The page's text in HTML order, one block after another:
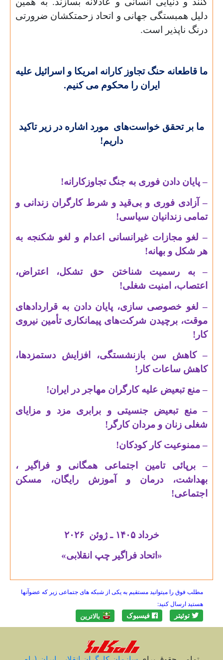
دلیل همبستگی جهانی و اتحاد زحمتکشان ضرورتی
درنگ ناپذیر است.
ما قاطعانه حنگ تجاوز کارانه امریکا و اسرائیل علیه
ایران را محکوم می کنیم.
ما بر تحقق خواست‌های مورد اشاره در زیر تاکید
داریم!
– پایان دادن فوری به جنگ تجاوزکارانه!
– آزادی فوری و بی‌قید و شرط کارگران زندانی و
تمامی زندانیان سیاسی!
– لغو مجازات غیرانسانی اعدام و لغو شکنجه به
هر شکل و بهانه!
– به رسمیت شناختن حق تشکل، اعتراض،
اعتصاب، امنیت شغلی!
– لغو خصوصی سازی، پایان دادن به قراردادهای
موقت، برچیدن شرکت‌های پیمانکاری تأمین نیروی
کار!
– کاهش سن بازنشستگی، افزایش دستمزدها،
کاهش ساعات کار!
– منع تبعیض علیه کارگران مهاجر در ایران!
– منع تبعیض جنسیتی و برابری مزد و مزایای
شغلی زنان و مردان کارگر!
– ممنوعیت کار کودکان!
– برپائی تامین اجتماعی همگانی و فراگیر ،
بهداشت، درمان و آموزش رایگان، مسکن
اجتماعی!
خرداد۱۴۰۵ ـ ژوئن۲۰۲۶
«اتحاد فراگیر چپ انقلابی»
مطلب فوق را میتوانید مستقیم به یکی از شبکه های جتماعی زیر که عضوآنها
هستید ارسال کنید:
توئیتر فیسبوک بالاترين